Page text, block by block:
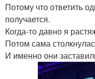
Потому что ответить
получается.
Когда-то давно я
Потом сама
И именно они